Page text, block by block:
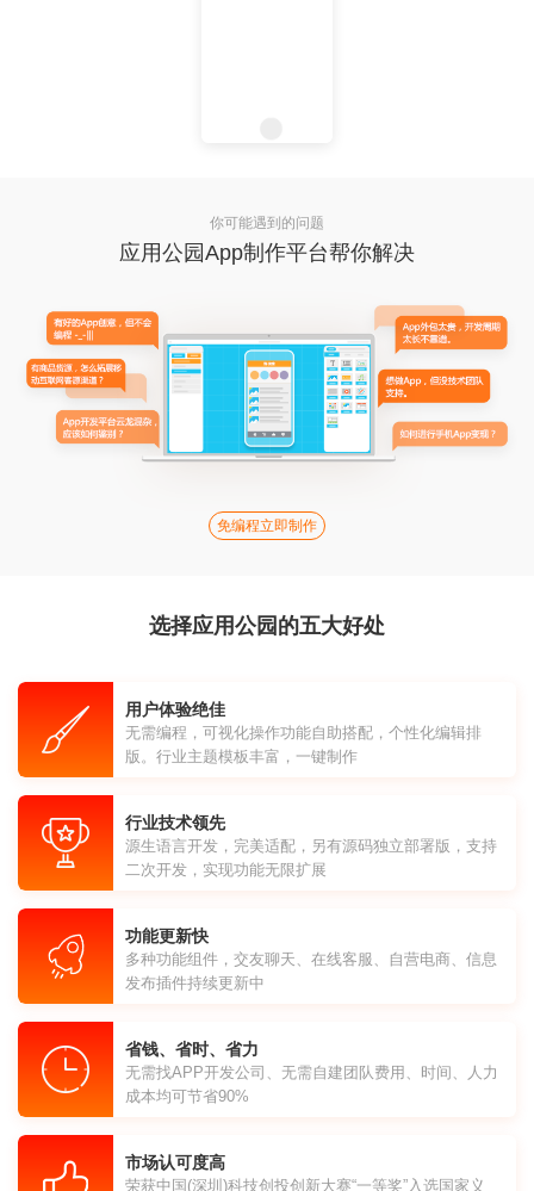
你可能遇到的问题
应用公园App制作平台帮你解决
免编程立即制作
选择应用公园的五大好处
用户体验绝佳
无需编程，可视化操作功能自助搭配，个性化编辑排
版。行业主题模板丰富，一键制作
行业技术领先
源生语言开发，完美适配，另有源码独立部署版，支持
二次开发，实现功能无限扩展
功能更新快
多种功能组件，交友聊天、在线客服、自营电商、信息
发布插件持续更新中
省钱、省时、省力
无需找APP开发公司、无需自建团队费用、时间、人力
成本均可节省90%
市场认可度高
荣获中国(深圳)科技创投创新大赛“一等奖”入选国家义